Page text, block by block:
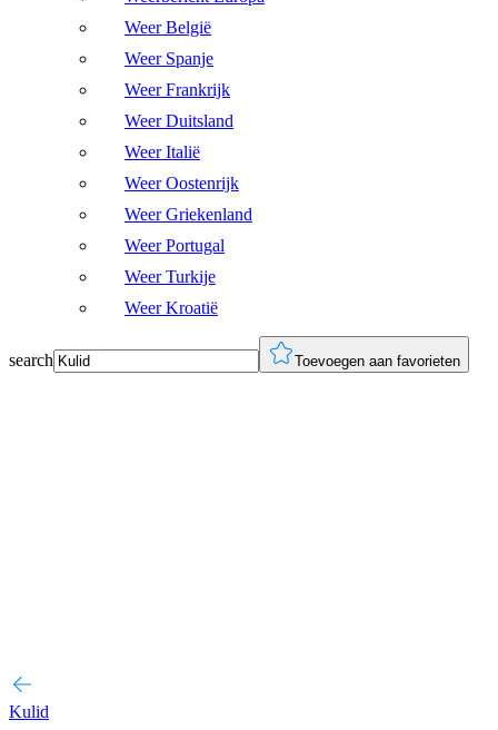
Weer België
Weer Spanje
Weer Frankrijk
Weer Duitsland
Weer Italië
Weer Oostenrijk
Weer Griekenland
Weer Portugal
Weer Turkije
Weer Kroatië
search Toevoegen aan favorieten
Kulid